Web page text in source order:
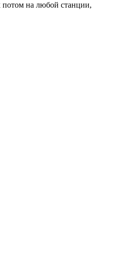
потом на любой станции,